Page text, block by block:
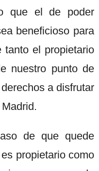
que el de poder
beneficioso para
tanto el propietario
nuestro punto de
a disfrutar
de que quede
propietario como